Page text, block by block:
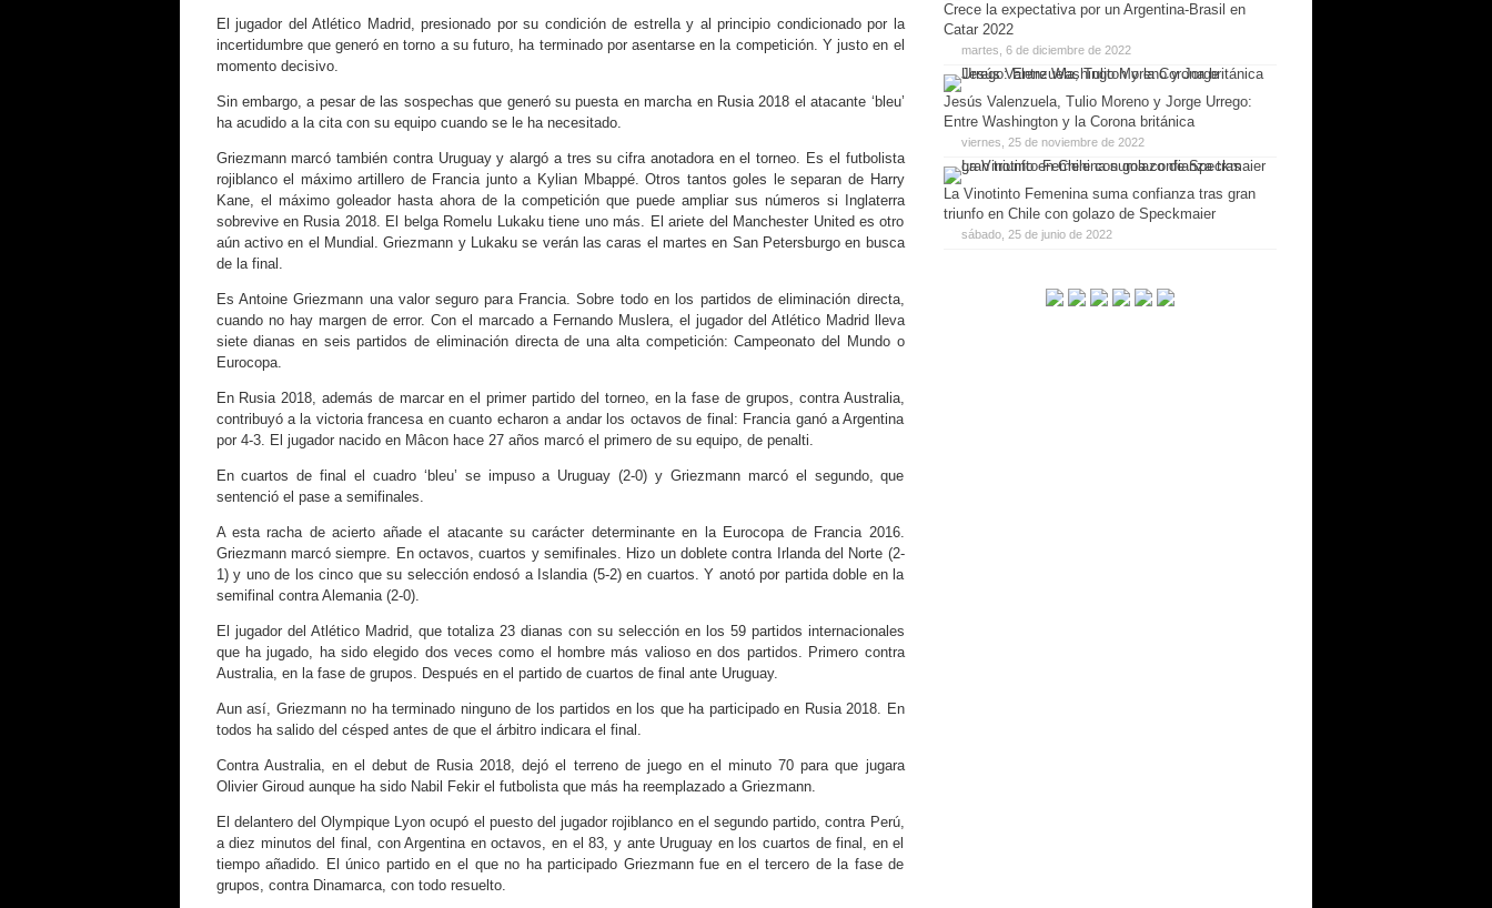
El jugador del Atlético Madrid, presionado por su condición de estrella y al principio condicionado por la
incertidumbre que generó en torno a su futuro, ha terminado por asentarse en la competición. Y justo en el
momento decisivo.
Sin embargo, a pesar de las sospechas que generó su puesta en marcha en Rusia 2018 el atacante ‘bleu’
ha acudido a la cita con su equipo cuando se le ha necesitado.
Griezmann marcó también contra Uruguay y alargó a tres su cifra anotadora en el torneo. Es el futbolista
rojiblanco el máximo artillero de Francia junto a Kylian Mbappé. Otros tantos goles le separan de Harry
Kane, el máximo goleador hasta ahora de la competición que puede ampliar sus números si Inglaterra
sobrevive en Rusia 2018. El belga Romelu Lukaku tiene uno más. El ariete del Manchester United es otro
aún activo en el Mundial. Griezmann y Lukaku se verán las caras el martes en San Petersburgo en busca
de la final.
Es Antoine Griezmann una valor seguro para Francia. Sobre todo en los partidos de eliminación directa,
cuando no hay margen de error. Con el marcado a Fernando Muslera, el jugador del Atlético Madrid lleva
siete dianas en seis partidos de eliminación directa de una alta competición: Campeonato del Mundo o
Eurocopa.
En Rusia 2018, además de marcar en el primer partido del torneo, en la fase de grupos, contra Australia,
contribuyó a la victoria francesa en cuanto echaron a andar los octavos de final: Francia ganó a Argentina
por 4-3. El jugador nacido en Mâcon hace 27 años marcó el primero de su equipo, de penalti.
En cuartos de final el cuadro ‘bleu’ se impuso a Uruguay (2-0) y Griezmann marcó el segundo, que
sentenció el pase a semifinales.
A esta racha de acierto añade el atacante su carácter determinante en la Eurocopa de Francia 2016.
Griezmann marcó siempre. En octavos, cuartos y semifinales. Hizo un doblete contra Irlanda del Norte (2-
1) y uno de los cinco que su selección endosó a Islandia (5-2) en cuartos. Y anotó por partida doble en la
semifinal contra Alemania (2-0).
El jugador del Atlético Madrid, que totaliza 23 dianas con su selección en los 59 partidos internacionales
que ha jugado, ha sido elegido dos veces como el hombre más valioso en dos partidos. Primero contra
Australia, en la fase de grupos. Después en el partido de cuartos de final ante Uruguay.
Aun así, Griezmann no ha terminado ninguno de los partidos en los que ha participado en Rusia 2018. En
todos ha salido del césped antes de que el árbitro indicara el final.
Contra Australia, en el debut de Rusia 2018, dejó el terreno de juego en el minuto 70 para que jugara
Olivier Giroud aunque ha sido Nabil Fekir el futbolista que más ha reemplazado a Griezmann.
El delantero del Olympique Lyon ocupó el puesto del jugador rojiblanco en el segundo partido, contra Perú,
a diez minutos del final, con Argentina en octavos, en el 83, y ante Uruguay en los cuartos de final, en el
tiempo añadido. El único partido en el que no ha participado Griezmann fue en el tercero de la fase de
grupos, contra Dinamarca, con todo resuelto.
Crece la expectativa por un Argentina-Brasil en
Catar 2022
martes, 6 de diciembre de 2022
Jesús Valenzuela, Tulio Moreno y Jorge Urrego:
Entre Washington y la Corona británica
viernes, 25 de noviembre de 2022
La Vinotinto Femenina suma confianza tras gran
triunfo en Chile con golazo de Speckmaier
sábado, 25 de junio de 2022